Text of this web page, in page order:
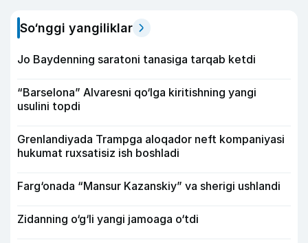
So‘nggi yangiliklar
Jo Baydenning saratoni tanasiga tarqab ketdi
“Barselona” Alvaresni qo‘lga kiritishning yangi
usulini topdi
Grenlandiyada Trampga aloqador neft kompaniyasi
hukumat ruxsatisiz ish boshladi
Farg‘onada “Mansur Kazanskiy” va sherigi ushlandi
Zidanning o‘g‘li yangi jamoaga o‘tdi